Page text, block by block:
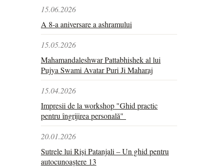
15.06.2026
A 8-a aniversare a ashramului
15.05.2026
Mahamandaleshwar Pattabhishek al lui
Pujya Swami Avatar Puri Ji Maharaj
15.04.2026
Impresii de la workshop "Ghid practic
pentru îngrijirea personală"
20.01.2026
Sutrele lui Riși Patanjali – Un ghid pentru
autocunoaștere 13